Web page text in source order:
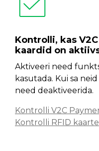
Kontrolli, kas
kaardid on
Aktiveeri need
kasutada. Kui sa
need deaktiveerida.
Kontrolli V2C
Kontrolli RFID kaarte